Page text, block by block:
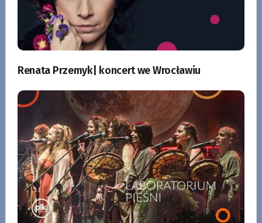
Renata Przemyk| koncert we Wrocławiu